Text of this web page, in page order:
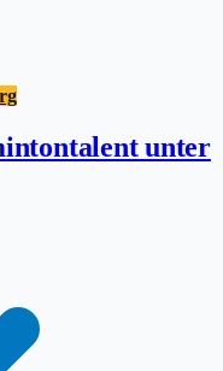
unter